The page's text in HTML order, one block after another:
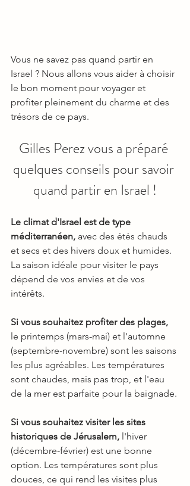
Vous ne savez pas quand partir en
Israel ? Nous allons vous aider à choisir
le bon moment pour voyager et
profiter pleinement du charme et des
trésors de ce pays.
Gilles Perez vous a préparé
quelques conseils pour savoir
quand partir en Israel !
Le climat d'Israel est de type
méditerranéen, avec des étés chauds
et secs et des hivers doux et humides.
La saison idéale pour visiter le pays
dépend de vos envies et de vos
intérêts.
Si vous souhaitez profiter des plages,
le printemps (mars-mai) et l'automne
(septembre-novembre) sont les saisons
les plus agréables. Les températures
sont chaudes, mais pas trop, et l'eau
de la mer est parfaite pour la baignade.
Si vous souhaitez visiter les sites
historiques de Jérusalem, l'hiver
(décembre-février) est une bonne
option. Les températures sont plus
douces, ce qui rend les visites plus